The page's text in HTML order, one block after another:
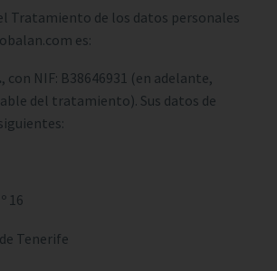
Tratamiento de los datos personales
es:
, con NIF: B38646931 (en adelante,
del tratamiento). Sus datos de
16
Tenerife